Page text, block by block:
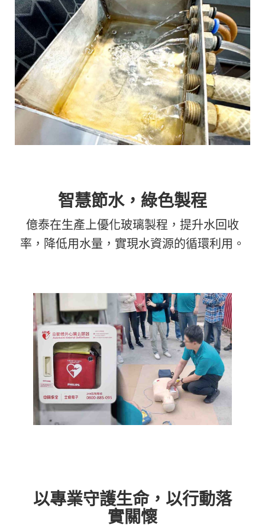
智慧節水，綠色製程
億泰在生產上優化玻璃製程，提升水回收
率，降低用水量，實現水資源的循環利用。
以專業守護生命，以行動落
實關懷